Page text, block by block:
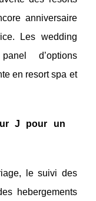
anniversaire
Les wedding
d’options
en resort spa et
J pour un
le suivi des
hebergements